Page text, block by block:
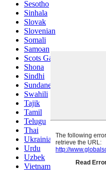
Sesotho
Sinhala
Slovak
Slovenian
Somali
Samoan
Scots Gaelic
Shona
Sindhi
Sundanese
Swahili
Tajik
Tamil
Telugu
Thai
Ukrainian
Urdu
Uzbek
Vietnamese